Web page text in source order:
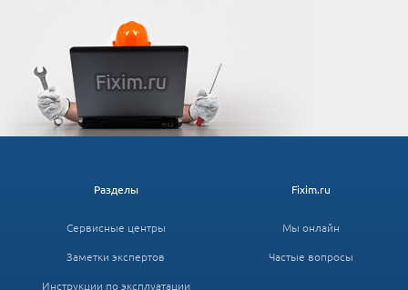
Fixim.ru
Мы онлайн
Частые вопросы
Разделы
Сервисные центры
Заметки экспертов
Инструкции по эксплуатации